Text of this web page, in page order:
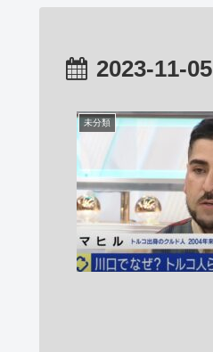
2023-11-05
未分類